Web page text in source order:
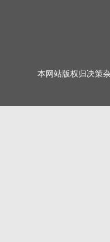
本网站版权归决策